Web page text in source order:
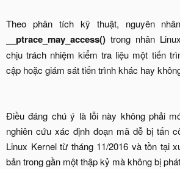
Theo phân tích kỹ thuật, nguyên
__ptrace_may_access() trong nhân
chịu trách nhiệm kiểm tra liệu một tiến
cập hoặc giám sát tiến trình khác hay
Điều đáng chú ý là lỗi này không phải
nghiên cứu xác định đoạn mã dễ bị tấn
Linux Kernel từ tháng 11/2016 và tồn tại
bản trong gần một thập kỷ mà không bị